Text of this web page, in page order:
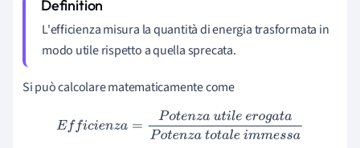
L'efficienza misura la quantità di energia trasformata in
modo utile rispetto a quella sprecata.
Si può calcolare matematicamente come
cienza=Potenz au tileerogataPotenzatotaleimme